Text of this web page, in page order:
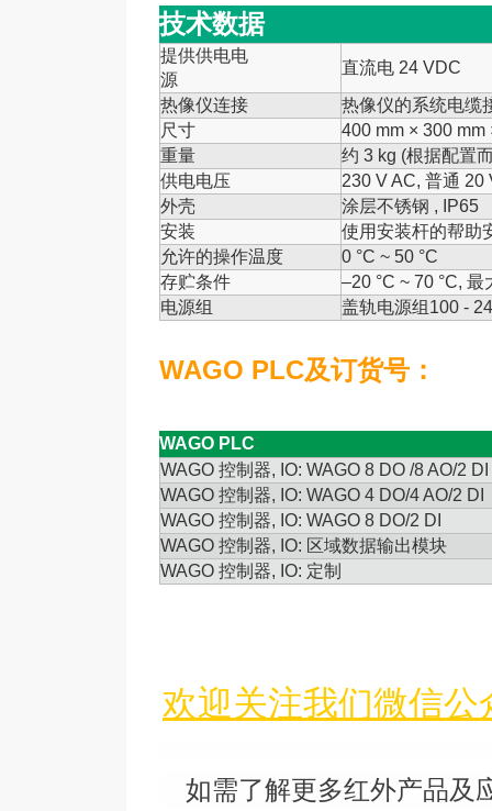
技术数据
提供供电电
源
直流电 24 VDC
热像仪连接
热像仪的系统电缆
尺寸
400 mm × 300 mm
重量
约 3 kg (根据配置
供电电压
230 V AC, 普通 20
外壳
涂层不锈钢 , IP65
安装
使用安装杆的帮助
允许的操作温度
0 °C ~ 50 °C
存贮条件
–20 °C ~ 70 °C, 最
电源组
盖轨电源组 100 -
WAGO PLC及订货号：
WAGO PLC
WAGO 控制器, IO: WAGO 8 DO /8 AO/2 DI
WAGO 控制器, IO: WAGO 4 DO/4 AO/2 DI
WAGO 控制器, IO: WAGO 8 DO/2 DI
WAGO 控制器, IO: 区域数据输出模块
WAGO 控制器, IO: 定制
欢迎关注我们微信公
如需了解更多红外产品及